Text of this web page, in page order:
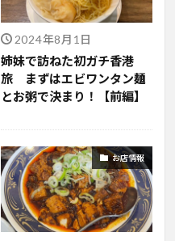
2024年8月1日
姉妹で訪ねた初ガチ香港
旅 まずはエビワンタン麺
とお粥で決まり！【前編】
お店情報